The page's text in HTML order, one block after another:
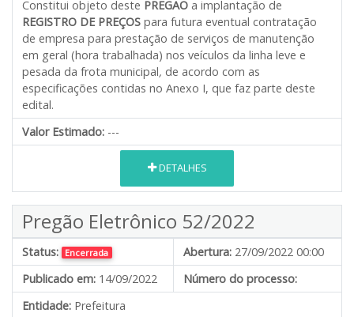
Constitui objeto deste PREGÃO a implantação de
REGISTRO DE PREÇOS para futura eventual contratação
de empresa para prestação de serviços de manutenção
em geral (hora trabalhada) nos veículos da linha leve e
pesada da frota municipal, de acordo com as
especificações contidas no Anexo I, que faz parte deste
edital.
Valor Estimado: ---
DETALHES
Pregão Eletrônico 52/2022
Status: Encerrada Abertura: 27/09/2022 00:00
Publicado em: 14/09/2022
Número do processo:
Entidade: Prefeitura